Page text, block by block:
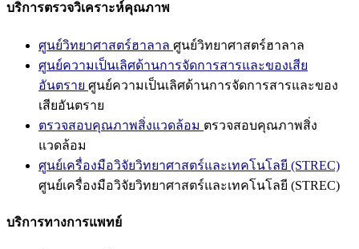
บริการตรวจวิเคราะห์คุณภาพ
ศูนย์วิทยาศาสตร์ฮาลาล ศูนย์วิทยาศาสตร์ฮาลาล
ศูนย์ความเป็นเลิศด้านการจัดการสารและของเสีย
อันตราย ศูนย์ความเป็นเลิศด้านการจัดการสารและของ
เสียอันตราย
ตรวจสอบคุณภาพสิ่งแวดล้อม ตรวจสอบคุณภาพสิ่ง
แวดล้อม
ศูนย์เครื่องมือวิจัยวิทยาศาสตร์และเทคโนโลยี (STREC)
ศูนย์เครื่องมือวิจัยวิทยาศาสตร์และเทคโนโลยี (STREC)
บริการทางการแพทย์